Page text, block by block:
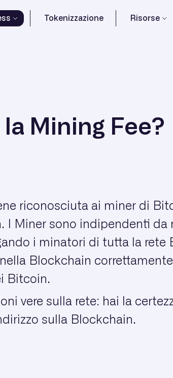
Tokenizzazione Risorse
la Mining Fee?
riconosciuta ai miner di
I Miner sono indipendenti da
i minatori di tutta la rete
Blockchain
Bitcoin.
vere sulla rete: hai la
sulla Blockchain.